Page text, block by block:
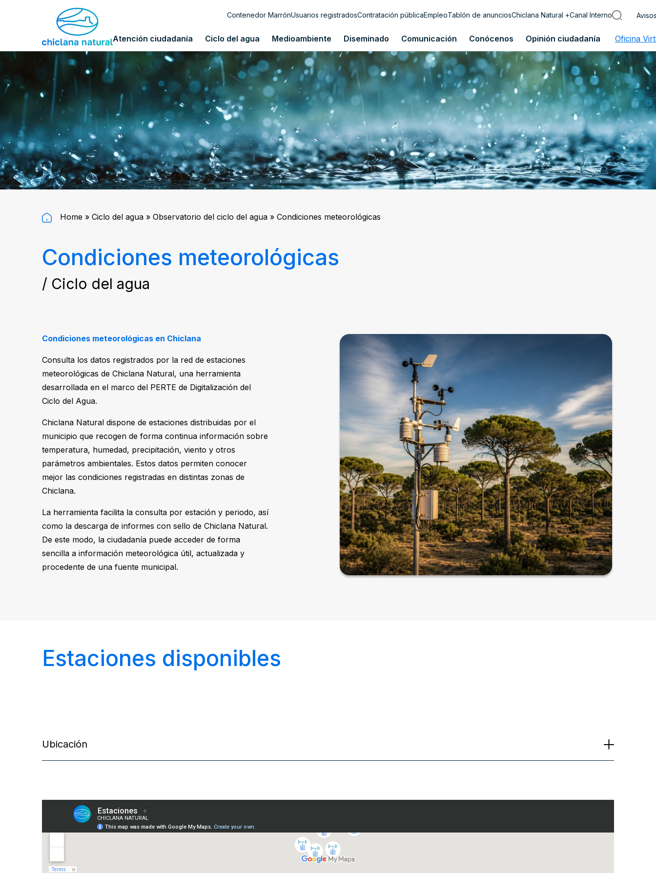
Contenedor MarrónUsuarios registradosContratación públicaEmpleoTablón de anunciosChiclana Natural +Canal Interno
Atención ciudadanía Ciclo del agua Medioambiente Diseminado Comunicación Conócenos Opinión ciudadanía Oficina
Home » Ciclo del agua » Observatorio del ciclo del agua » Condiciones meteorológicas
Condiciones meteorológicas
/ Ciclo del agua
Condiciones meteorológicas en Chiclana
Consulta los datos registrados por la red de estaciones
meteorológicas de Chiclana Natural, una herramienta
desarrollada en el marco del PERTE de Digitalización del
Ciclo del Agua.
Chiclana Natural dispone de estaciones distribuidas por el
municipio que recogen de forma continua información sobre
temperatura, humedad, precipitación, viento y otros
parámetros ambientales. Estos datos permiten conocer
mejor las condiciones registradas en distintas zonas de
Chiclana.
La herramienta facilita la consulta por estación y periodo, así
como la descarga de informes con sello de Chiclana Natural.
De este modo, la ciudadanía puede acceder de forma
sencilla a información meteorológica útil, actualizada y
procedente de una fuente municipal.
Estaciones disponibles
Ubicación